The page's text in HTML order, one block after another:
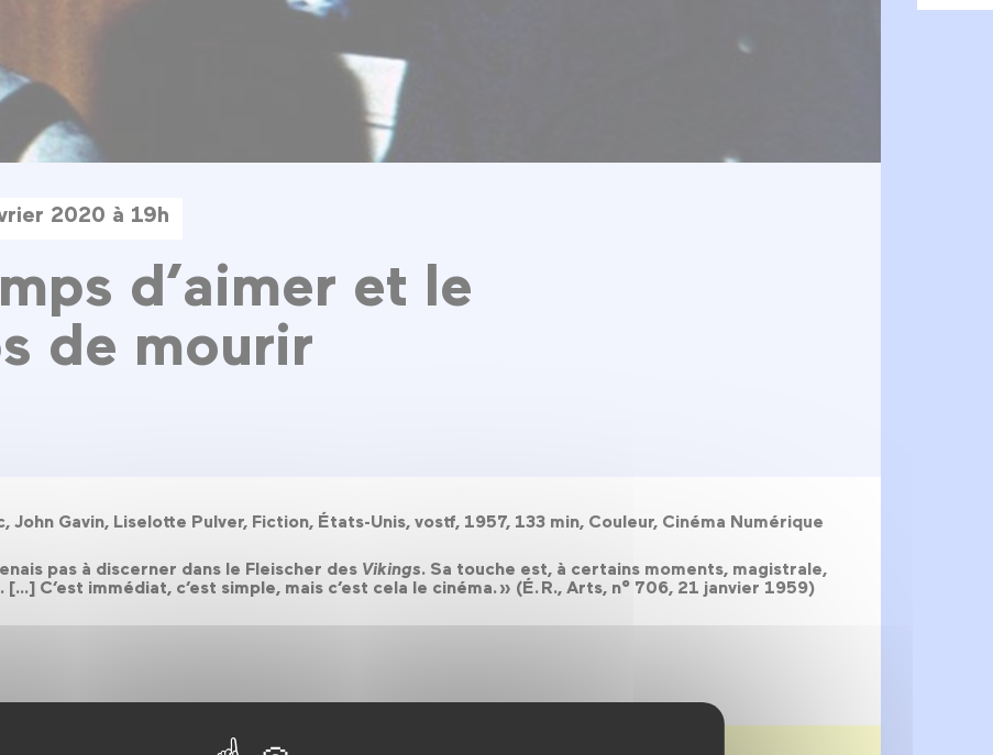
2020 à 19h
d’aimer et le
de mourir
John Gavin, Liselotte Pulver, Fiction, États-Unis, vostf, 1957, 133 min, Couleur, Cinéma Numérique
pas à discerner dans le Fleischer des Vikings. Sa touche est, à certains moments, magistrale,
C’est immédiat, c’est simple, mais c’est cela le cinéma. » (É. R., Arts, n° 706, 21 janvier 1959)